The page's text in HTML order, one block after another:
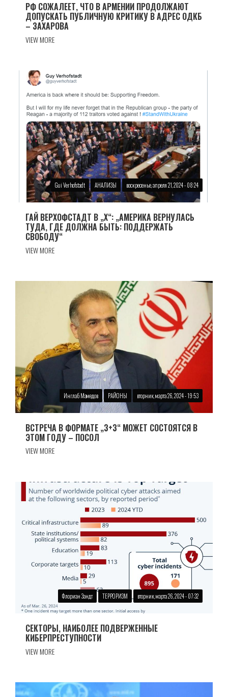
РФ СОЖАЛЕЕТ, ЧТО В АРМЕНИИ ПРОДОЛЖАЮТ
ДОПУСКАТЬ ПУБЛИЧНУЮ КРИТИКУ В АДРЕС ОДКБ
– ЗАХАРОВА
VIEW MORE
Gui Verhofstadt АНАЛИЗЫ воскресенье, апреля 21, 2024 - 08:24
ГАЙ ВЕРХОФСТАДТ В „X“: „АМЕРИКА ВЕРНУЛАСЬ
ТУДА, ГДЕ ДОЛЖНА БЫТЬ: ПОДДЕРЖАТЬ
СВОБОДУ“
VIEW MORE
Инглаб Мамедов РАЙОНЫ вторник, марта 26, 2024 - 19:53
ВСТРЕЧА В ФОРМАТЕ „3+3“ МОЖЕТ СОСТОЯТСЯ В
ЭТОМ ГОДУ – ПОСОЛ
VIEW MORE
Флориан Зандт ТЕРРОРИЗМ вторник, марта 26, 2024 - 07:32
СЕКТОРЫ, НАИБОЛЕЕ ПОДВЕРЖЕННЫЕ
КИБЕРПРЕСТУПНОСТИ
VIEW MORE